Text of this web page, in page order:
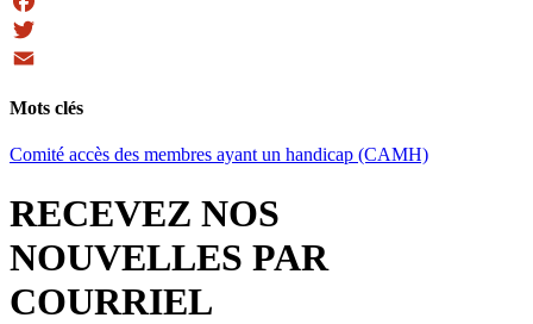
Facebook
Twitter
Mots clés
Comité accès des membres ayant un handicap (CAMH)
RECEVEZ NOS
NOUVELLES PAR
COURRIEL